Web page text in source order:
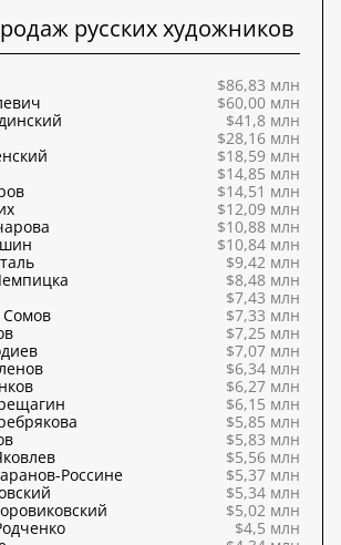
русских художников
$86,83 млн
$60,00 млн
$41,8 млн
$28,16 млн
$18,59 млн
$14,85 млн
$14,51 млн
$12,09 млн
$10,88 млн
$10,84 млн
$9,42 млн
$8,48 млн
$7,43 млн
Сомов
$7,33 млн
$7,25 млн
$7,07 млн
$6,34 млн
$6,27 млн
$6,15 млн
$5,85 млн
$5,83 млн
$5,56 млн
Россине
$5,37 млн
$5,34 млн
$5,02 млн
$4,5 млн